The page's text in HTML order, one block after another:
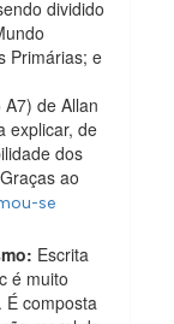
dividido
Primárias; e
de Allan
explicar, de
dos
ao
se
Escrita
é muito
É composta